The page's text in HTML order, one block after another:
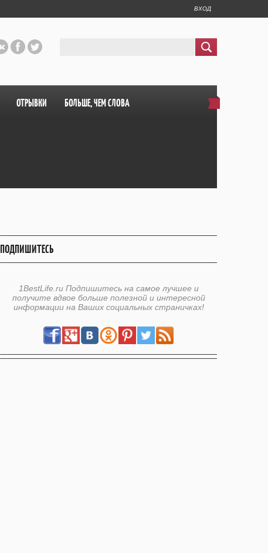
ВХОД
ОТРЫВКИ БОЛЬШЕ, ЧЕМ СЛОВА
ПОДПИШИТЕСЬ
1BestLife.ru Подпишитесь на самое лучшее и
получите вдвое больше полезной и интересной
информации на Ваших социальных страничках!